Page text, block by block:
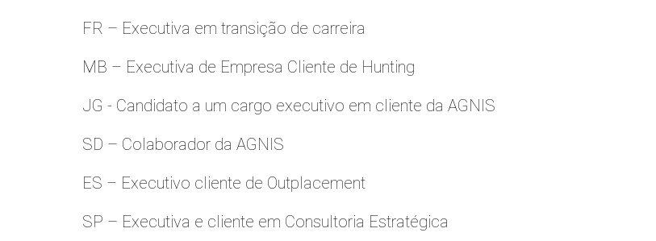
FR – Executiva em transição de carreira
MB – Executiva de Empresa Cliente de Hunting
JG - Candidato a um cargo executivo em cliente da AGNIS
SD – Colaborador da AGNIS
ES – Executivo cliente de Outplacement
SP – Executiva e cliente em Consultoria Estratégica